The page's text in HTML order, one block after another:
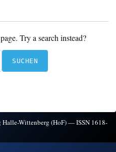
Try a search instead?
Wittenberg (HoF) — ISSN 1618-